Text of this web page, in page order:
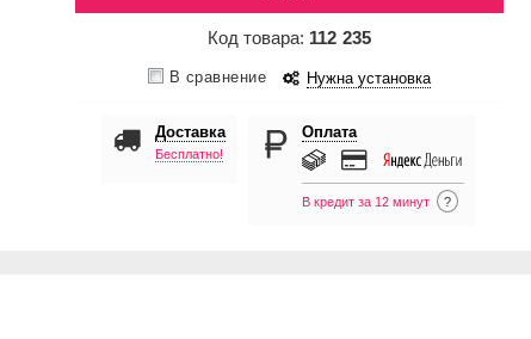
Код товара: 112 235
В сравнение Нужна установка
Доставка
Бесплатно!
Оплата
В кредит за 12 минут ?